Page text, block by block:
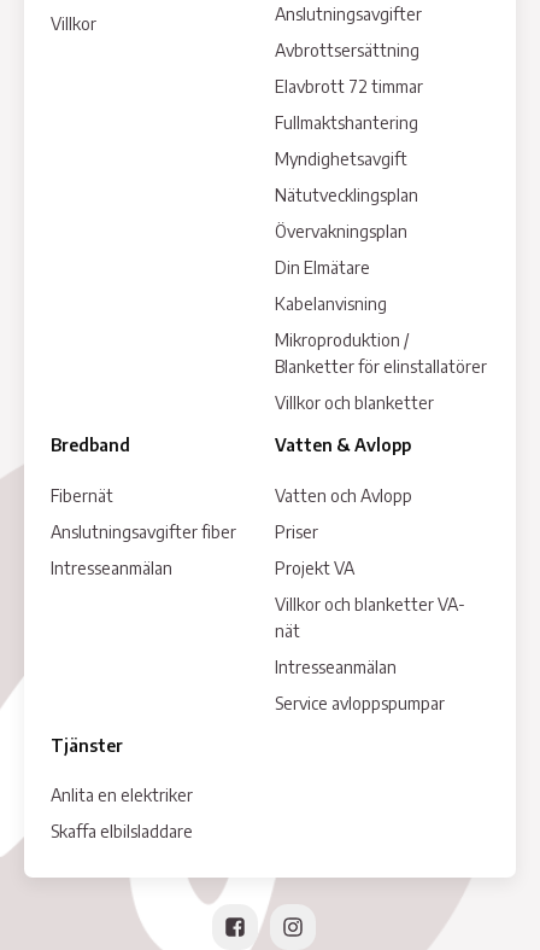
Villkor
Anslutningsavgifter
Avbrottsersättning
Elavbrott 72 timmar
Fullmaktshantering
Myndighetsavgift
Nätutvecklingsplan
Övervakningsplan
Din Elmätare
Kabelanvisning
Mikroproduktion /
Blanketter för elinstallatörer
Villkor och blanketter
Bredband
Fibernät
Anslutningsavgifter fiber
Intresseanmälan
Vatten & Avlopp
Vatten och Avlopp
Priser
Projekt VA
Villkor och blanketter VA-
nät
Intresseanmälan
Service avloppspumpar
Tjänster
Anlita en elektriker
Skaffa elbilsladdare